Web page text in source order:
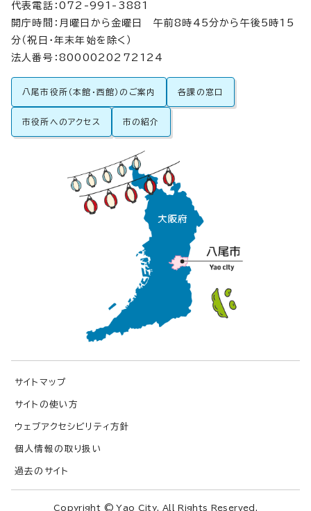
代表電話：072-991-3881
開庁時間：月曜日から金曜日 午前8時45分から午後5時15
分（祝日・年末年始を除く）
法人番号：8000020272124
八尾市役所（本館・西館）のご案内 各課の窓口
市役所へのアクセス 市の紹介
サイトマップ
サイトの使い方
ウェブアクセシビリティ方針
個人情報の取り扱い
過去のサイト
Copyright © Yao City. All Rights Reserved.